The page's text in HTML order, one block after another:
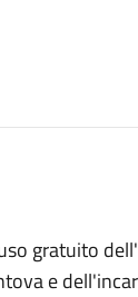
gratuito
e